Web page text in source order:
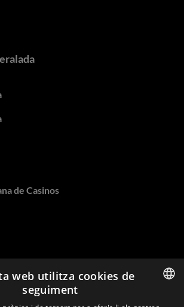
de Casinos
ENGLISH
web utilitza cookies de
seguiment